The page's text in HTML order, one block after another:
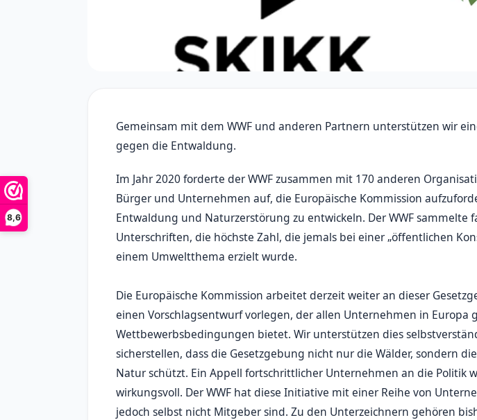
8,6
Gemeinsam mit dem WWF und anderen Partnern unterstützen wir
gegen die Entwaldung.
Im Jahr 2020 forderte der WWF zusammen mit 170 anderen
Bürger und Unternehmen auf, die Europäische Kommission
Entwaldung und Naturzerstörung zu entwickeln. Der WWF sammelte
Unterschriften, die höchste Zahl, die jemals bei einer „öffentlichen
einem Umweltthema erzielt wurde.
Die Europäische Kommission arbeitet derzeit weiter an dieser
einen Vorschlagsentwurf vorlegen, der allen Unternehmen in Europa
Wettbewerbsbedingungen bietet. Wir unterstützen dies
sicherstellen, dass die Gesetzgebung nicht nur die Wälder, sondern
Natur schützt. Ein Appell fortschrittlicher Unternehmen an die Politik
wirkungsvoll. Der WWF hat diese Initiative mit einer Reihe von
jedoch selbst nicht Mitgeber sind. Zu den Unterzeichnern gehören